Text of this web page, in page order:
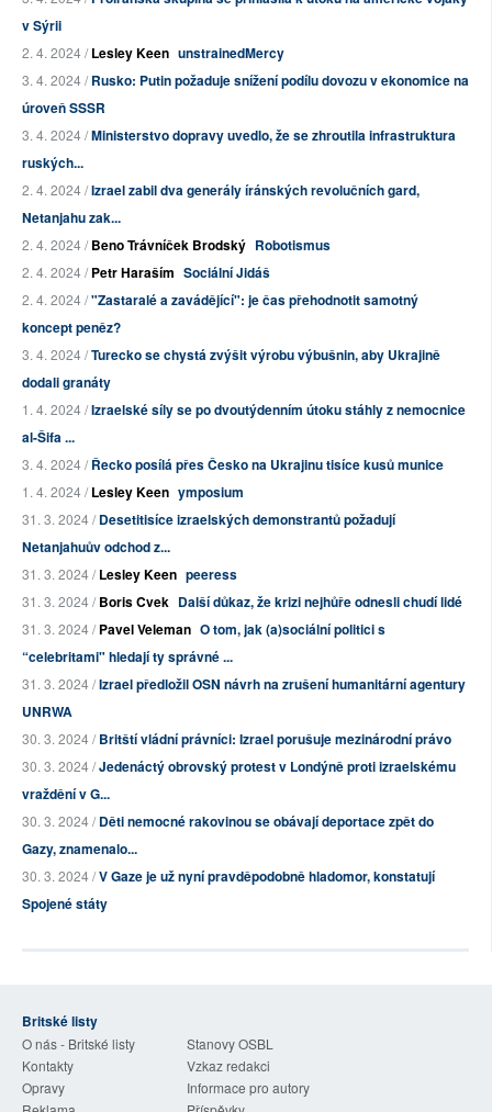
v Sýrii
2. 4. 2024 /Lesley Keen unstrainedMercy
3. 4. 2024 /Rusko: Putin požaduje snížení podílu dovozu v ekonomice na
úroveň SSSR
3. 4. 2024 /Ministerstvo dopravy uvedlo, že se zhroutila infrastruktura
ruských...
2. 4. 2024 /Izrael zabil dva generály íránských revolučních gard,
Netanjahu zak...
2. 4. 2024 /Beno Trávníček Brodský Robotismus
2. 4. 2024 /Petr Haraším Sociální Jidáš
2. 4. 2024 /"Zastaralé a zavádějící": je čas přehodnotit samotný
koncept peněz?
3. 4. 2024 /Turecko se chystá zvýšit výrobu výbušnin, aby Ukrajině
dodali granáty
1. 4. 2024 /Izraelské síly se po dvoutýdenním útoku stáhly z nemocnice
al-Šifa ...
3. 4. 2024 /Řecko posílá přes Česko na Ukrajinu tisíce kusů munice
1. 4. 2024 /Lesley Keen ymposium
31. 3. 2024 /Desetitisíce izraelských demonstrantů požadují
Netanjahuův odchod z...
31. 3. 2024 /Lesley Keen peeress
31. 3. 2024 /Boris Cvek Další důkaz, že krizi nejhůře odnesli chudí lidé
31. 3. 2024 /Pavel Veleman O tom, jak (a)sociální politici s
“celebritami" hledají ty správné ...
31. 3. 2024 /Izrael předložil OSN návrh na zrušení humanitární agentury
UNRWA
30. 3. 2024 /Britští vládní právníci: Izrael porušuje mezinárodní právo
30. 3. 2024 /Jedenáctý obrovský protest v Londýně proti izraelskému
vraždění v G...
30. 3. 2024 /Děti nemocné rakovinou se obávají deportace zpět do
Gazy, znamenalo...
30. 3. 2024 /V Gaze je už nyní pravděpodobně hladomor, konstatují
Spojené státy
Britské listy
O nás - Britské listy
Stanovy OSBL
Kontakty
Vzkaz redakci
Opravy
Informace pro autory